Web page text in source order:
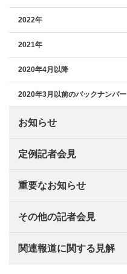
2022年
2021年
2020年4月以降
2020年3月以前のバックナンバー
お知らせ
定例記者会見
重要なお知らせ
その他の記者会見
関連報道に関する見解